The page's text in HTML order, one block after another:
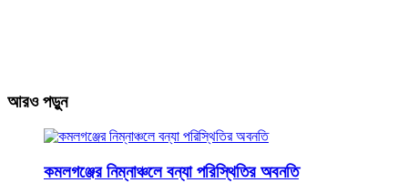
আরও পড়ুন
কমলগঞ্জের নিম্নাঞ্চলে বন্যা পরিস্থিতির অবনতি